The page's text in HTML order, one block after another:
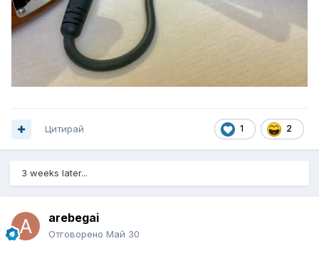
1 2
Цитирай
3 weeks later...
arebegai
Отговорено Май 30